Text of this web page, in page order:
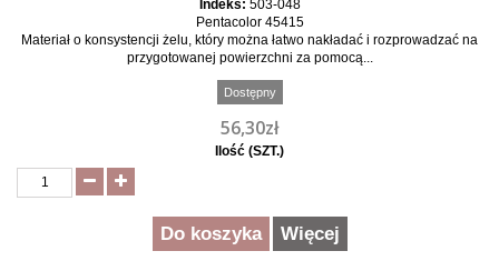
Indeks: 503-048
Pentacolor 45415
Materiał o konsystencji żelu, który można łatwo nakładać i rozprowadzać na
przygotowanej powierzchni za pomocą...
Dostępny
56,30zł
Ilość (SZT.)
Do koszyka Więcej